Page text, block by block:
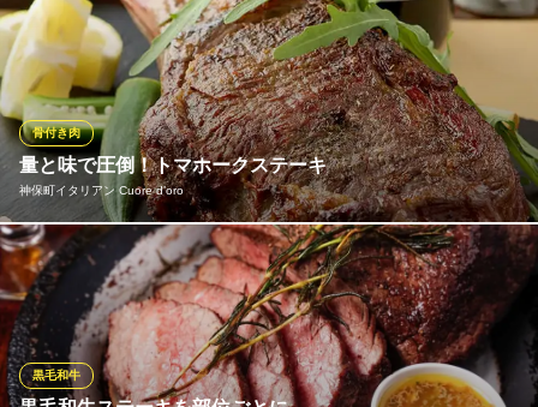
東京都千代田区神田錦町3-14-3 錦町ビル1F
当店ではスパイスが効いた香り・刺激・旨みに満ちた肉のグリル
をご提供しております！外は香ばしく食欲を掻き立てる香りに、
中はジューシな旨み。ビールを流し込みたくなるようなお料理が
勢ぞろい！是非ご堪能下さい！
肉バル サンガム 神保町店
炭火 アジアン 居酒屋
地下鉄半蔵門線神保町駅 徒歩1分
東京都千代田区神田神保町1-13-7 神保町勝ビル1F
量と味で圧倒！トマホークステーキ
神保町イタリアン Cuore d’oro
骨付き肉
出てきた瞬間、その大きさに感動すら覚える「トマホークステー
キ」は骨付き肉の中でも別格。見た目のインパクトも去ることな
がら、骨付き牛リブロースのヘルシーな赤身肉を使ったグリルス
テーキはジューシーで香ばしい肉本来の旨味を存分に堪能できま
す。見た目と旨さの両面で、宴会の盛り上げ役としてお役立てく
ださい。
黒毛和牛